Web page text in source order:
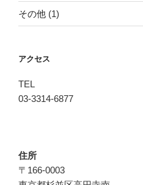
その他 (1)
アクセス
TEL
03-3314-6877
住所
〒166-0003